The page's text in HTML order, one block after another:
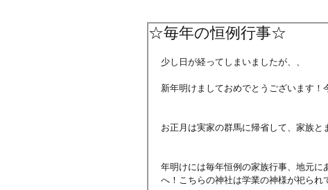
☆毎年の恒例行事☆
少し日が経ってしまいましたが、、
新年明けましておめでとうございます！
お正月は実家の群馬に帰省して、家族
年明けには毎年恒例の家族行事、地元
へ！こちらの神社は学業の神様が祀られ